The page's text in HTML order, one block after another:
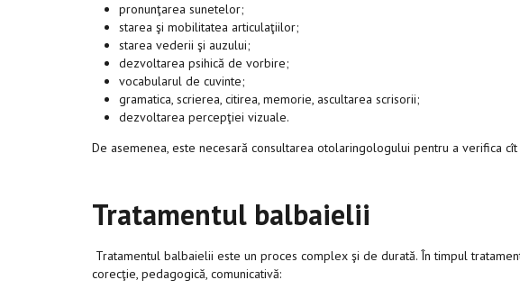
pronunţarea sunetelor;
starea şi mobilitatea articulaţiilor;
starea vederii şi auzului;
dezvoltarea psihică de vorbire;
vocabularul de cuvinte;
gramatica, scrierea, citirea, memorie, ascultarea scrisorii;
dezvoltarea percepţiei vizuale.
De asemenea, este necesară consultarea otolaringologului pentru a verifica
Tratamentul balbaielii
Tratamentul balbaielii este un proces complex şi de durată. În timpul
corecţie, pedagogică, comunicativă: